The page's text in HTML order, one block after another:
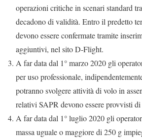
operazioni critiche in scenari standard
decadono di validità. Entro il predetto
devono essere confermate tramite
aggiuntivi, nel sito D-Flight.
A far data dal 1° marzo 2020 gli
per uso professionale,
potranno svolgere attività di volo in
relativi SAPR devono essere provvisti
A far data dal 1° luglio 2020 gli
massa uguale o maggiore di 250 g